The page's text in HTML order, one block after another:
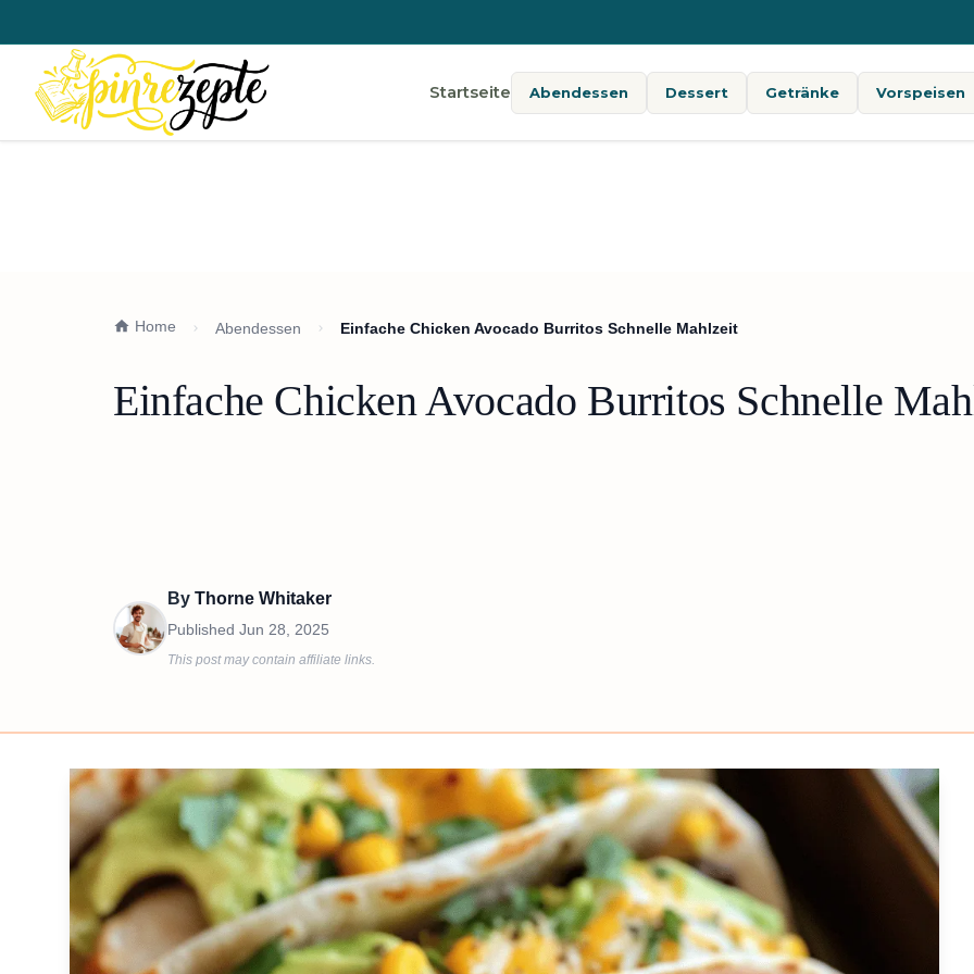
Startseite Abendessen Dessert Getränke Vorspeisen
Home Abendessen Einfache Chicken Avocado Burritos Schnelle Mahlzeit
Einfache Chicken Avocado Burritos Schnelle
By Thorne Whitaker
Published Jun 28, 2025
This post may contain affiliate links.